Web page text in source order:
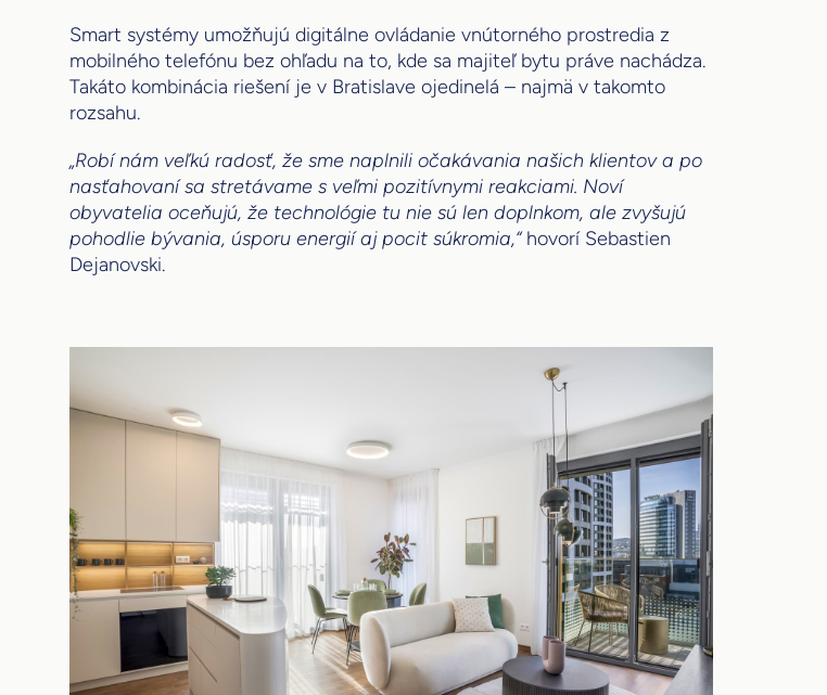
Smart systémy umožňujú digitálne ovládanie vnútorného prostredia z
mobilného telefónu bez ohľadu na to, kde sa majiteľ bytu práve nachádza.
Takáto kombinácia riešení je v Bratislave ojedinelá – najmä v takomto
rozsahu.
„Robí nám veľkú radosť, že sme naplnili očakávania našich klientov a po
nasťahovaní sa stretávame s veľmi pozitívnymi reakciami. Noví
obyvatelia oceňujú, že technológie tu nie sú len doplnkom, ale zvyšujú
pohodlie bývania, úsporu energií aj pocit súkromia,“hovorí Sebastien
Dejanovski.